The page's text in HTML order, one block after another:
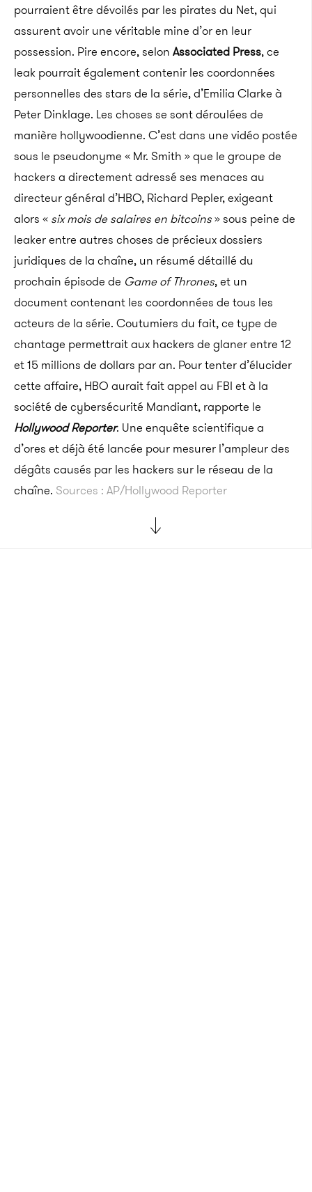
pourraient être dévoilés par les pirates du Net, qui
assurent avoir une véritable mine d’or en leur
possession. Pire encore, selon Associated Press, ce
leak pourrait également contenir les coordonnées
personnelles des stars de la série, d’Emilia Clarke à
Peter Dinklage. Les choses se sont déroulées de
manière hollywoodienne. C’est dans une vidéo postée
sous le pseudonyme « Mr. Smith » que le groupe de
hackers a directement adressé ses menaces au
directeur général d’HBO, Richard Pepler, exigeant
alors « six mois de salaires en bitcoins» sous peine de
leaker entre autres choses de précieux dossiers
juridiques de la chaîne, un résumé détaillé du
prochain épisode de Game of Thrones, et un
document contenant les coordonnées de tous les
acteurs de la série. Coutumiers du fait, ce type de
chantage permettrait aux hackers de glaner entre 12
et 15 millions de dollars par an. Pour tenter d’élucider
cette affaire, HBO aurait fait appel au FBI et à la
société de cybersécurité Mandiant, rapporte le
Hollywood Reporter. Une enquête scientifique a
d’ores et déjà été lancée pour mesurer l’ampleur des
dégâts causés par les hackers sur le réseau de la
chaîne. Sources : AP/Hollywood Reporter